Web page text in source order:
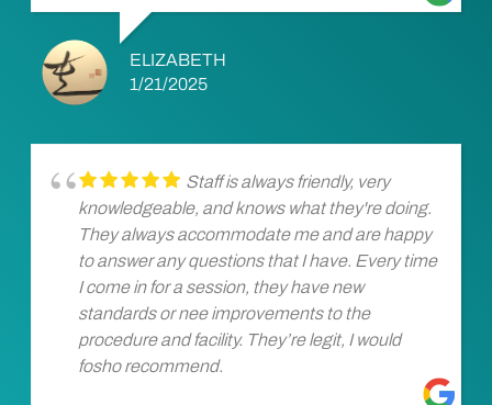
ELIZABETH
1/21/2025
Staff is always friendly, very
knowledgeable, and knows what they're doing.
They always accommodate me and are happy
to answer any questions that I have. Every time
I come in for a session, they have new
standards or nee improvements to the
procedure and facility. They’re legit, I would
fosho recommend.